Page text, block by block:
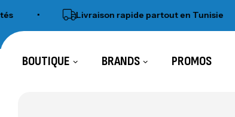
• Livraison rapide partout en Tunisie •
BOUTIQUE BRANDS PROMOS